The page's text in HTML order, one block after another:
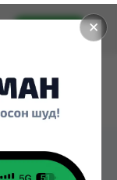
✕
Установить